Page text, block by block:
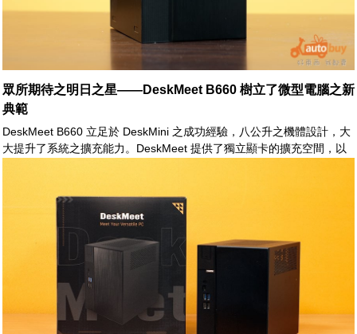
眾所期待之明日之星——DeskMeet B660 樹立了微型電腦之新
典範
DeskMeet B660 立足於 DeskMini 之成功經驗，八公升之機體設計，大
大提升了系統之擴充能力。DeskMeet 提供了獨立顯卡的擴充空間，以
大的奧援。